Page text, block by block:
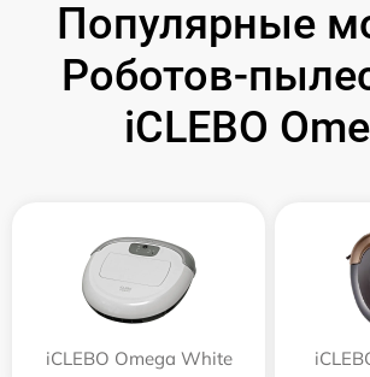
Популярные
Роботов-
iCLEBO
iCLEBO Omega White